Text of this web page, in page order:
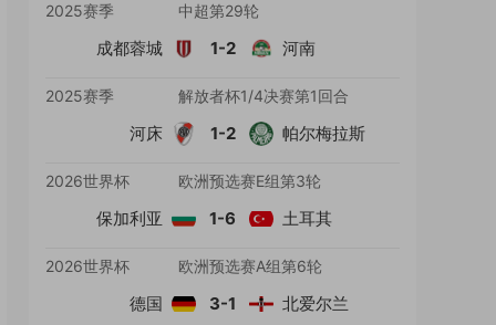
2025赛季 中超第29轮
成都蓉城 1-2 河南
2025赛季 解放者杯1/4决赛第1回合
河床 1-2 帕尔梅拉斯
2026世界杯 欧洲预选赛E组第3轮
保加利亚 1-6 土耳其
2026世界杯 欧洲预选赛A组第6轮
德国 3-1 北爱尔兰